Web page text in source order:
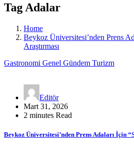
Tag Adalar
Home
Beykoz Üniversitesi’nden Prens
Araştırması
Gastronomi Genel Gündem Turizm
Editör
Mart 31, 2026
2 minutes Read
Beykoz Üniversitesi’nden Prens Adaları İçin